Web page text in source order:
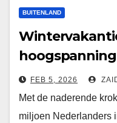
BUITENLAND
nemen
weer
FEB 5, 2026
Met de naderende
miljoen Nederlanders